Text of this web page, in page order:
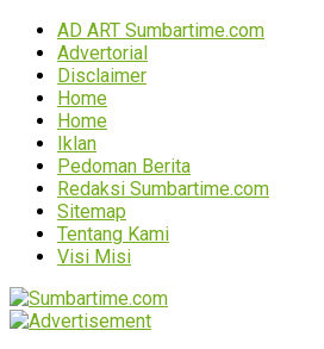
AD ART Sumbartime.com
Advertorial
Disclaimer
Home
Home
Iklan
Pedoman Berita
Redaksi Sumbartime.com
Sitemap
Tentang Kami
Visi Misi